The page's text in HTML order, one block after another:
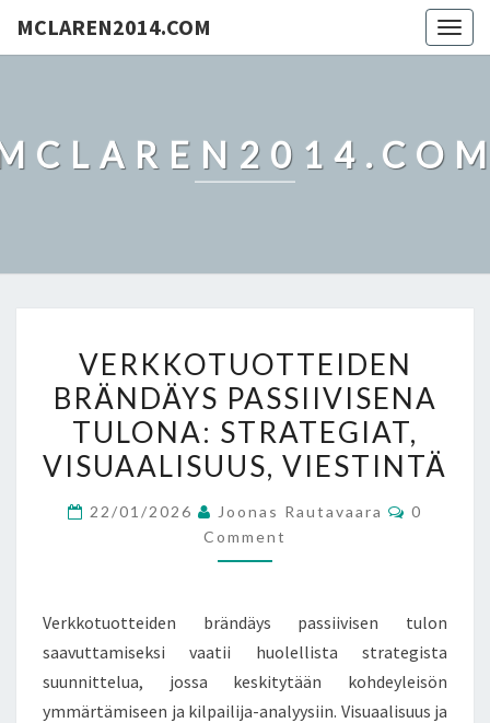
MCLAREN2014.COM
BRÄNDÄYS
PASSIIVISENA
TULONA:
STRATEGIAT,
VISUAALISUUS,
VIESTINTÄ
VERKKOTUOTTEIDEN
BRÄNDÄYS PASSIIVISENA
TULONA: STRATEGIAT,
VISUAALISUUS, VIESTINTÄ
22/01/2026 Joonas Rautavaara
0
Comment
Verkkotuotteiden brändäys passiivisen tulon
saavuttamiseksi vaatii huolellista strategista
suunnittelua, jossa keskitytään kohdeyleisön
ymmärtämiseen ja kilpailija-analyysiin. Visuaalisuus ja